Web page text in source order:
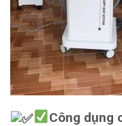
Công dụng